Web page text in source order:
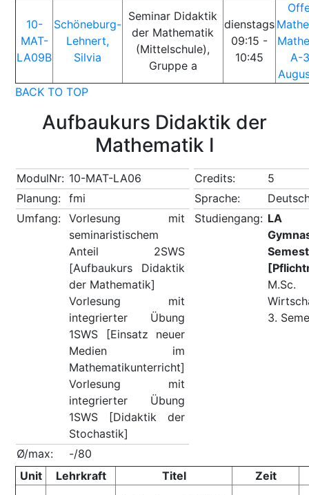
10-
MAT-
LA09B
Schöneburg-
Lehnert,
Silvia
Seminar Didaktik
der Mathematik
(Mittelschule),
Gruppe a
dienstags
09:15 -
10:45
A-
BACK TO TOP
Aufbaukurs Didaktik der
Mathematik I
ModulNr: 10-MAT-LA06
Planung:
fmi
Umfang:
Vorlesung mit
seminaristischem
Anteil 2SWS
[Aufbaukurs Didaktik
der Mathematik]
Vorlesung mit
integrierter Übung
1SWS [Einsatz neuer
Medien im
Mathematikunterricht]
Vorlesung mit
integrierter Übung
1SWS [Didaktik der
Stochastik]
Ø/max:
-/80
Credits:
5
Sprache:
Studiengang: LA
M.Sc.
3.
Unit Lehrkraft Titel Zeit